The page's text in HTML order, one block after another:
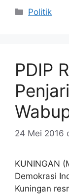
Kategori
Politik
PDIP
24 Mei 2016
KUNINGAN
Demokrasi
Kuningan